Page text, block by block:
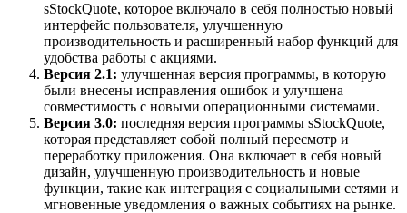
sStockQuote, которое включало в себя полностью новый
интерфейс пользователя, улучшенную
производительность и расширенный набор функций для
удобства работы с акциями.
Версия 2.1: улучшенная версия программы, в которую
были внесены исправления ошибок и улучшена
совместимость с новыми операционными системами.
Версия 3.0: последняя версия программы sStockQuote,
которая представляет собой полный пересмотр и
переработку приложения. Она включает в себя новый
дизайн, улучшенную производительность и новые
функции, такие как интеграция с социальными сетями и
мгновенные уведомления о важных событиях на рынке.